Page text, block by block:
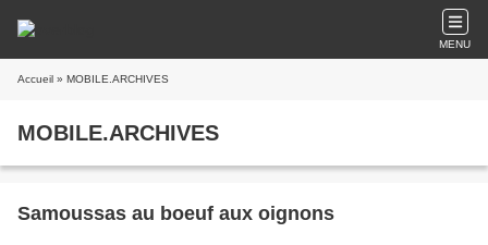
MENU
Accueil » MOBILE.ARCHIVES
MOBILE.ARCHIVES
Samoussas au boeuf aux oignons